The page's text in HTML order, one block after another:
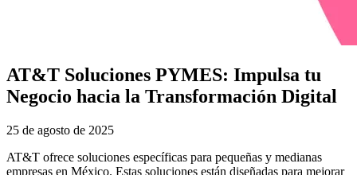
AT&T Soluciones PYMES: Impulsa tu
Negocio hacia la Transformación Digital
25 de agosto de 2025
AT&T ofrece soluciones específicas para pequeñas y medianas
empresas en México. Estas soluciones están diseñadas para mejorar